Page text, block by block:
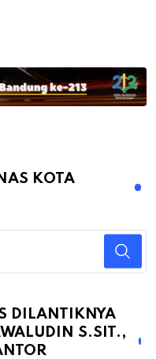
KOTA
DILANTIKNYA
S.SIT.,